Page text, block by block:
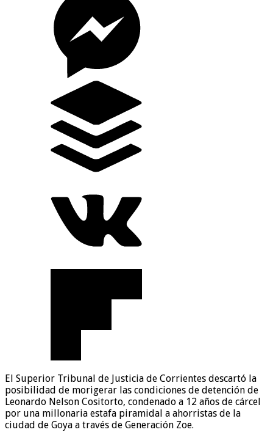
El Superior Tribunal de Justicia de Corrientes descartó la
posibilidad de morigerar las condiciones de detención de
Leonardo Nelson Cositorto, condenado a 12 años de cárcel
por una millonaria estafa piramidal a ahorristas de la
ciudad de Goya a través de Generación Zoe.